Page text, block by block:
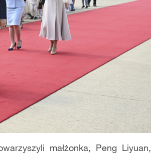
małżonka, Peng Liyuan,